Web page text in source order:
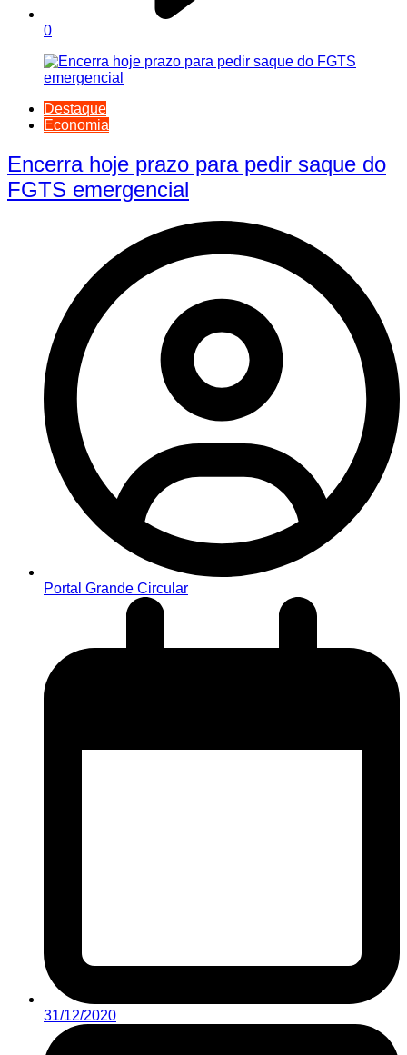
0
Destaque
Economia
Encerra hoje prazo para pedir saque do
FGTS emergencial
Portal Grande Circular
31/12/2020